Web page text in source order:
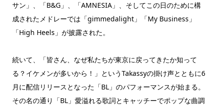
サン」、「B&G」、「AMNESIA」、そしてこの日のために構
成されたメドレーでは「gimmedalight」「My Business」
「High Heels」が披露された。
続いて、「皆さん、なぜ私たちが東京に戻ってきたか知って
る？イケメンが多いから！」というTakassyの掛け声とともに6
月に配信リリースとなった「BL」のパフォーマンスが始まる。
その名の通り「BL」愛溢れる歌詞とキャッチーでポップな曲調